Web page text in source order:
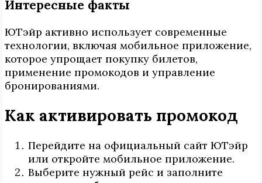
Интересные факты
ЮТэйр активно использует современные
технологии, включая мобильное приложение,
которое упрощает покупку билетов,
применение промокодов и управление
бронированиями.
Как активировать промокод
Перейдите на официальный сайт ЮТэйр
или откройте мобильное приложение.
Выберите нужный рейс и заполните